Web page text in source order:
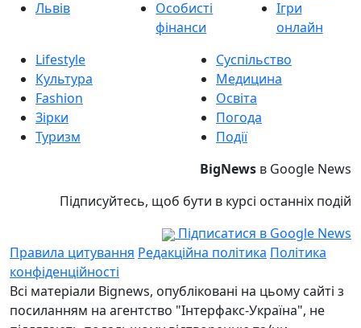
Львів
Особисті
фінанси
Ігри
онлайн
Lifestyle
Культура
Fashion
Зірки
Туризм
Суспільство
Медицина
Освіта
Погода
Події
BigNews в Google News
Підписуйтесь, щоб бути в курсі останніх подій
Підписатися в Google News
Правила цитування Редакційна політика Політика
конфіденційності
Всі матеріали Bignews, опубліковані на цьому сайті з
посиланням на агентство "Інтерфакс-Україна", не